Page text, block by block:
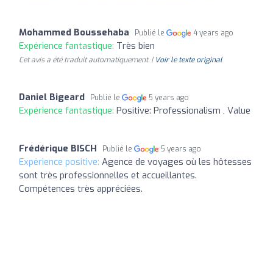
Mohammed Boussehaba Publié le 4 years ago
Expérience fantastique: Très bien
Cet avis a été traduit automatiquement. | Voir le texte original
Daniel Bigeard Publié le 5 years ago
Expérience fantastique: Positive: Professionalism , Value
Frédérique BISCH Publié le 5 years ago
Expérience positive: Agence de voyages où les hôtesses
sont très professionnelles et accueillantes.
Compétences très appréciées.